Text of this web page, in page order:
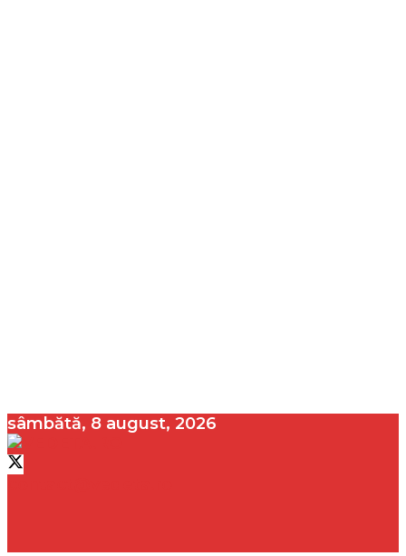
sâmbătă, 8 august, 2026